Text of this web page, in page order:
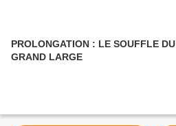
PROLONGATION : LE SOUFFLE DU
GRAND LARGE